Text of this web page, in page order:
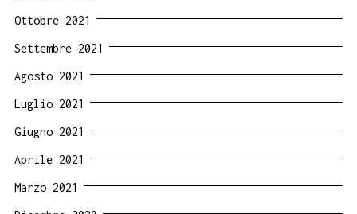
Ottobre 2021
Settembre 2021
Agosto 2021
Luglio 2021
Giugno 2021
Aprile 2021
Marzo 2021